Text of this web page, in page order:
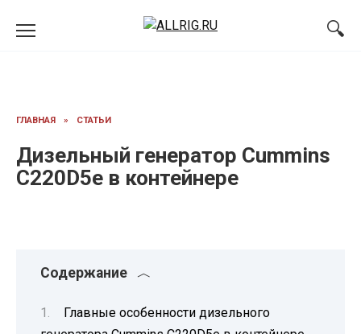
ГЛАВНАЯ » СТАТЬИ
Дизельный генератор Cummins
C220D5e в контейнере
Содержание
Главные особенности дизельного